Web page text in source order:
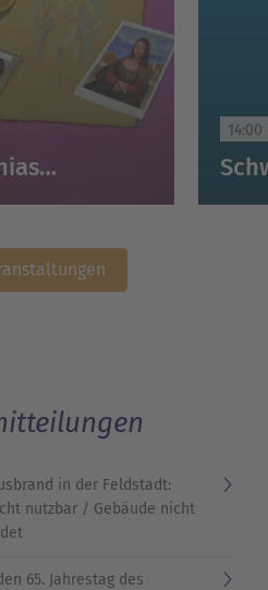
STILLLEBEN Matthias Illner zu Gast
14:00
in der Feldstadt:
nutzbar / Gebäude nicht
65. Jahrestag des